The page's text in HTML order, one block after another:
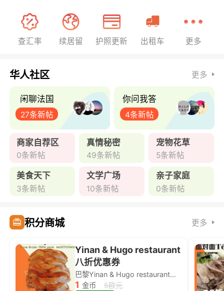
查汇率 续居留 护照更新 出租车 更多
华人社区 更多
闲聊法国
27条新帖
你问我答
4条新帖
商家自荐区
0条新帖
真情秘密
49条新帖
宠物花草
5条新帖
美食天下
3条新帖
文学广场
10条新帖
亲子家庭
0条新帖
积分商城 更多
Yinan & Hugo restaurant
八折优惠券
巴黎Yinan & Hugo restaurant除简餐类全场8折
1 金币
5欧元